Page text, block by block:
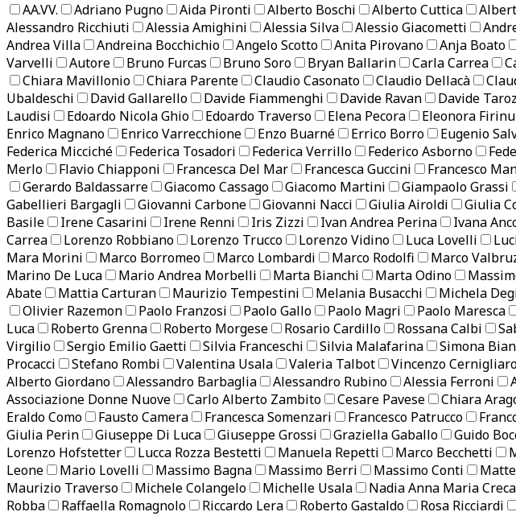
AA.VV. Adriano Pugno Aida Pironti Alberto Boschi Alberto Cuttica
Alessandro Ricchiuti
Alessia Amighini Alessia Silva Alessio Giacometti
Andrea Villa
Andreina Bocchichio Angelo Scotto Anita Pirovano Anja Boato
Varvelli
Autore Bruno Furcas Bruno Soro Bryan Ballarin Carla Carrea
Chiara Mavillonio
Chiara Parente Claudio Casonato Claudio Dellacà
Ubaldeschi
David Gallarello Davide Fiammenghi Davide Ravan Davide
Laudisi
Edoardo Nicola Ghio Edoardo Traverso Elena Pecora Eleonora Firinu
Enrico Magnano
Enrico Varrecchione Enzo Buarné Errico Borro Eugenio
Federica Micciché
Federica Tosadori Federica Verrillo Federico Asborno
Merlo
Flavio Chiapponi Francesca Del Mar Francesca Guccini Francesco
Gerardo Baldassarre
Giacomo Cassago Giacomo Martini Giampaolo Grassi
Gabellieri Bargagli
Giovanni Carbone Giovanni Nacci Giulia Airoldi Giulia
Basile
Irene Casarini Irene Renni Iris Zizzi Ivan Andrea Perina Ivana
Carrea
Lorenzo Robbiano Lorenzo Trucco Lorenzo Vidino Luca Lovelli
Mara Morini
Marco Borromeo Marco Lombardi Marco Rodolfi Marco
Marino De Luca
Mario Andrea Morbelli Marta Bianchi Marta Odino
Abate
Mattia Carturan Maurizio Tempestini Melania Busacchi Michela
Olivier Razemon
Paolo Franzosi Paolo Gallo Paolo Magri Paolo Maresca
Luca
Roberto Grenna Roberto Morgese Rosario Cardillo Rossana Calbi
Virgilio
Sergio Emilio Gaetti Silvia Franceschi Silvia Malafarina Simona
Procacci
Stefano Rombi Valentina Usala Valeria Talbot Vincenzo
Alberto Giordano
Alessandro Barbaglia Alessandro Rubino Alessia Ferroni
Associazione Donne Nuove
Carlo Alberto Zambito Cesare Pavese Chiara
Eraldo Como
Fausto Camera Francesca Somenzari Francesco Patrucco
Giulia Perin
Giuseppe Di Luca Giuseppe Grossi Graziella Gaballo Guido
Lorenzo Hofstetter
Lucca Rozza Bestetti Manuela Repetti Marco Becchetti
Leone
Mario Lovelli Massimo Bagna Massimo Berri Massimo Conti
Maurizio Traverso
Michele Colangelo Michelle Usala Nadia Anna Maria Creca
Robba
Raffaella Romagnolo Riccardo Lera Roberto Gastaldo Rosa Ricciardi